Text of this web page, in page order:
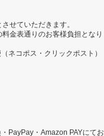
させていただきます。
金表通りのお客様負担となり
ネコポス・クリックポスト）
PayPay・Amazon PAYにてお